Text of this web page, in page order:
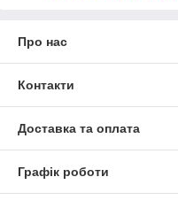
Про нас
Контакти
Доставка та оплата
Графік роботи